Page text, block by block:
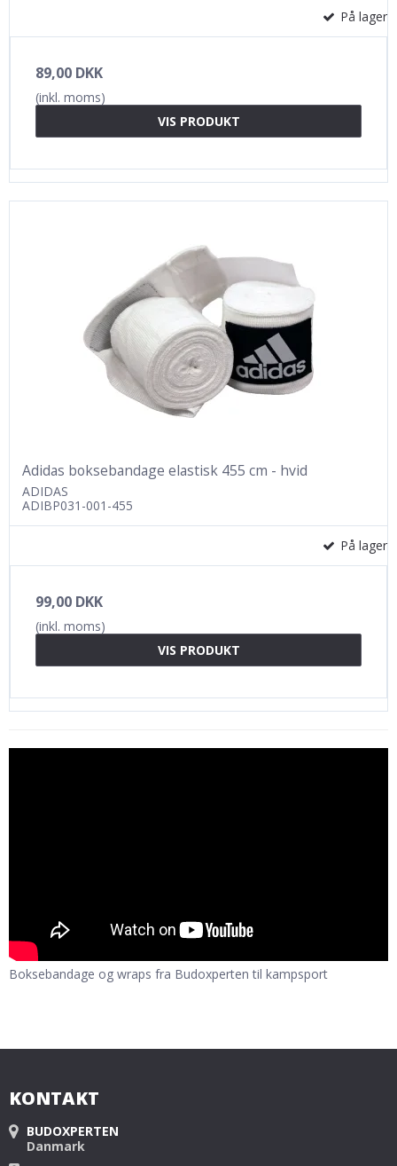
På lager
89,00 DKK
(inkl. moms)
VIS PRODUKT
Adidas boksebandage elastisk 455 cm - hvid
ADIDAS
ADIBP031-001-455
På lager
99,00 DKK
(inkl. moms)
VIS PRODUKT
Boksebandage og wraps fra Budoxperten til kampsport
KONTAKT
BUDOXPERTEN
Danmark